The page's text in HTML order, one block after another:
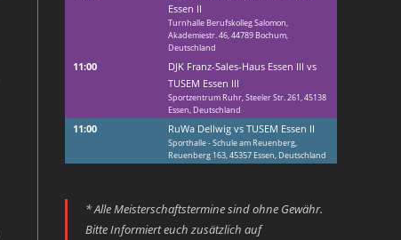
Essen II
Turnhalle Berufskolleg Salomon,
Akademiestr. 46, 44789 Bochum,
Deutschland
11:00
DJK Franz-Sales-Haus Essen III vs
TUSEM Essen III
Sportzentrum Ruhr, Steeler Str. 261, 45138
Essen, Deutschland
11:00 RuWa Dellwig vs TUSEM Essen II
Sporthalle - Schule am Reuenberg,
Reuenberg 163, 45357 Essen, Deutschland
* Alle Meisterschaftstermine sind ohne Gewähr.
Bitte Informiert euch zusätzlich auf